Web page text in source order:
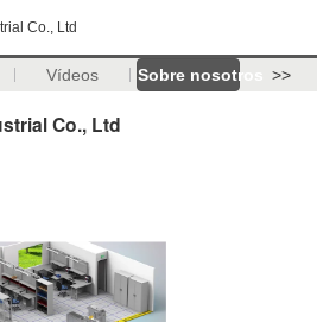
Co., Ltd
Vídeos Sobre nosotros >>
Co., Ltd